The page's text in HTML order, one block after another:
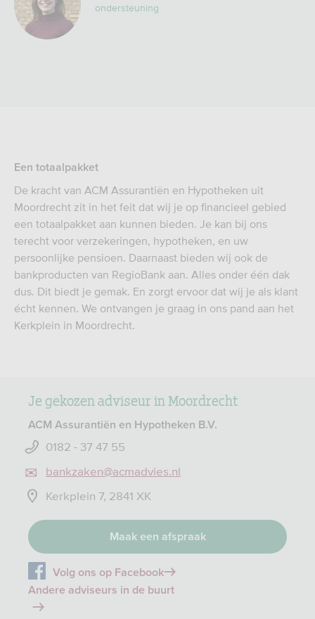
ondersteuning
Een totaalpakket
De kracht van ACM Assurantiën en Hypotheken uit
Moordrecht zit in het feit dat wij je op financieel gebied
een totaalpakket aan kunnen bieden. Je kan bij ons
terecht voor verzekeringen, hypotheken, en uw
persoonlijke pensioen. Daarnaast bieden wij ook de
bankproducten van RegioBank aan. Alles onder één dak
dus. Dit biedt je gemak. En zorgt ervoor dat wij je als klant
écht kennen. We ontvangen je graag in ons pand aan het
Kerkplein in Moordrecht.
Je gekozen adviseur in Moordrecht
ACM Assurantiën en Hypotheken B.V.
0182 - 37 47 55
bankzaken@acmadvies.nl
Kerkplein 7, 2841 XK
Maak een afspraak
Volg ons op Facebook
Andere adviseurs in de buurt